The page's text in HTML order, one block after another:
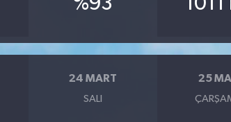
24 MART
SALI
25